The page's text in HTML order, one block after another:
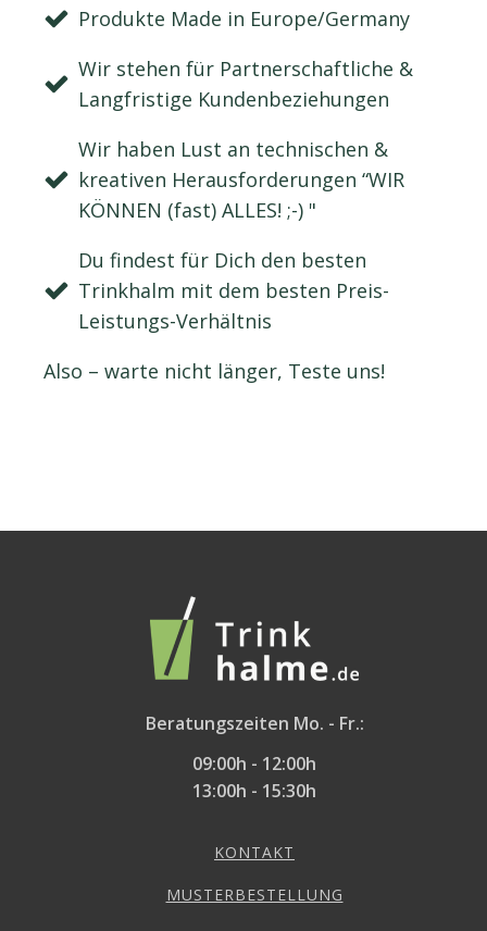
Produkte Made in Europe/Germany
Wir stehen für Partnerschaftliche &
Langfristige Kundenbeziehungen
Wir haben Lust an technischen &
kreativen Herausforderungen “WIR
KÖNNEN (fast) ALLES! ;-) "
Du findest für Dich den besten
Trinkhalm mit dem besten Preis-
Leistungs-Verhältnis
Also – warte nicht länger, Teste uns!
Beratungszeiten Mo. - Fr.:
09:00h - 12:00h
13:00h - 15:30h
KONTAKT
MUSTERBESTELLUNG